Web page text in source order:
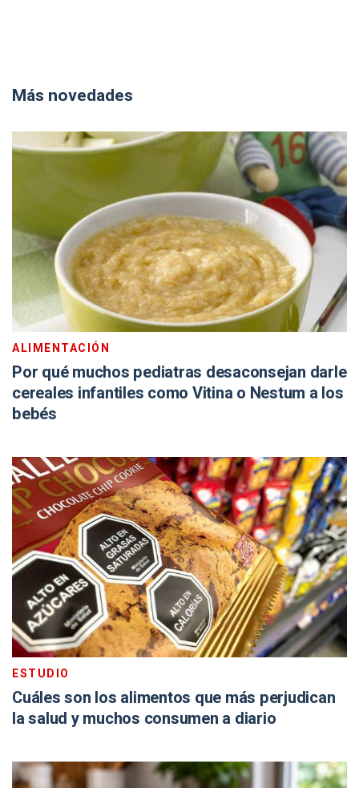
Más novedades
ALIMENTACIÓN
Por qué muchos pediatras desaconsejan darle
cereales infantiles como Vitina o Nestum a los
bebés
ESTUDIO
Cuáles son los alimentos que más perjudican
la salud y muchos consumen a diario